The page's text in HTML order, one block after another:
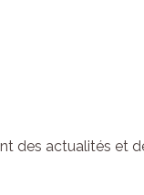
des actualités et